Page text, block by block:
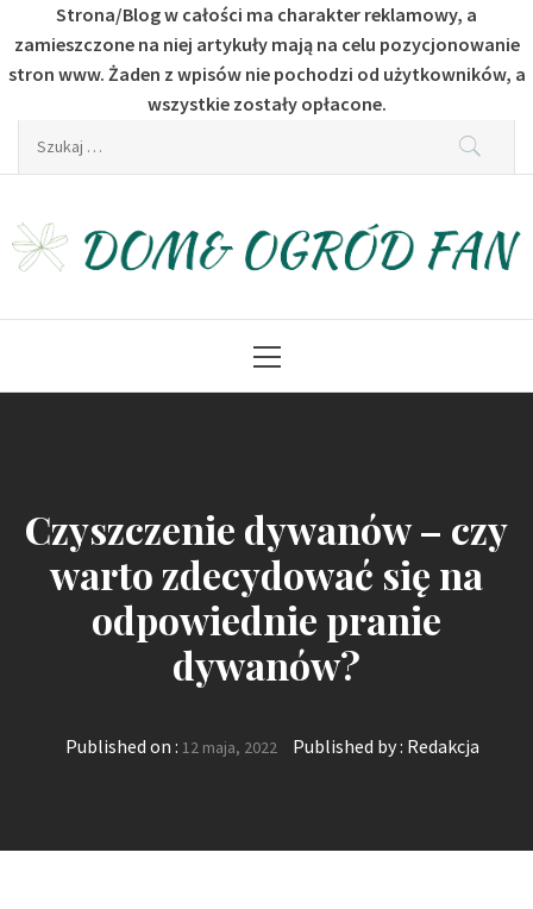
Strona/Blog w całości ma charakter reklamowy, a
zamieszczone na niej artykuły mają na celu pozycjonowanie
stron www. Żaden z wpisów nie pochodzi od użytkowników, a
wszystkie zostały opłacone.
Szukaj:
Dom & Ogród Fan
Menu
Czyszczenie dywanów – czy
warto zdecydować się na
odpowiednie pranie
dywanów?
Published on : 12 maja, 2022 Published by : Redakcja